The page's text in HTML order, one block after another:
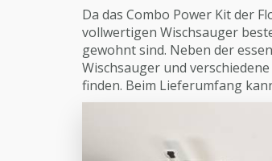
Da das Combo Power Kit der
vollwertigen Wischsauger
gewohnt sind. Neben der
Wischsauger und
finden. Beim Lieferumfang